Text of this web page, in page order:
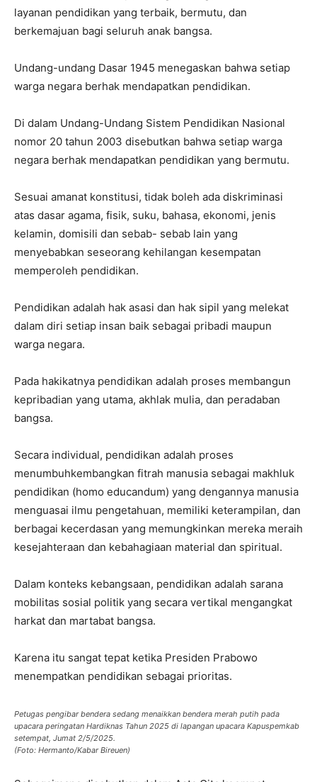
layanan pendidikan yang terbaik, bermutu, dan
berkemajuan bagi seluruh anak bangsa.
Undang-undang Dasar 1945 menegaskan bahwa setiap
warga negara berhak mendapatkan pendidikan.
Di dalam Undang-Undang Sistem Pendidikan Nasional
nomor 20 tahun 2003 disebutkan bahwa setiap warga
negara berhak mendapatkan pendidikan yang bermutu.
Sesuai amanat konstitusi, tidak boleh ada diskriminasi
atas dasar agama, fisik, suku, bahasa, ekonomi, jenis
kelamin, domisili dan sebab- sebab lain yang
menyebabkan seseorang kehilangan kesempatan
memperoleh pendidikan.
Pendidikan adalah hak asasi dan hak sipil yang melekat
dalam diri setiap insan baik sebagai pribadi maupun
warga negara.
Pada hakikatnya pendidikan adalah proses membangun
kepribadian yang utama, akhlak mulia, dan peradaban
bangsa.
Secara individual, pendidikan adalah proses
menumbuhkembangkan fitrah manusia sebagai makhluk
pendidikan (homo educandum) yang dengannya manusia
menguasai ilmu pengetahuan, memiliki keterampilan, dan
berbagai kecerdasan yang memungkinkan mereka meraih
kesejahteraan dan kebahagiaan material dan spiritual.
Dalam konteks kebangsaan, pendidikan adalah sarana
mobilitas sosial politik yang secara vertikal mengangkat
harkat dan martabat bangsa.
Karena itu sangat tepat ketika Presiden Prabowo
menempatkan pendidikan sebagai prioritas.
Petugas pengibar bendera sedang menaikkan bendera merah putih pada
upacara peringatan Hardiknas Tahun 2025 di lapangan upacara Kapuspemkab
setempat, Jumat 2/5/2025.
(Foto: Hermanto/Kabar Bireuen)